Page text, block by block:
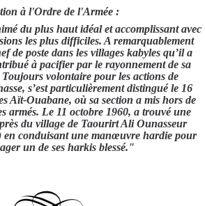
à l'Ordre de l'Armée :
du plus haut idéal et accomplissant avec
les plus difficiles. A remarquablement
de poste dans les villages kabyles qu’il a
à pacifier par le rayonnement de sa
volontaire pour les actions de
s’est particulièrement distingué le 16
Aït-Ouabane, où sa section a mis hors de
armés. Le 11 octobre 1960, a trouvé une
du village de Taourirt Ali Ounasseur
en conduisant une manœuvre hardie pour
un de ses harkis blessé."